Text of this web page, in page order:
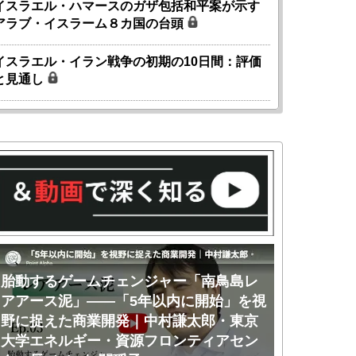
スラエル・ハマースのガザ包括和平案が示す
ラブ・イスラーム８カ国の台頭
スラエル・イラン戦争の初期の10日間：評価
見通し
胎動するゲームチェンジャー「南鳥島レ
アアース泥」――「5年以内に開始」を視
野に捉えた商業開発｜中村謙太郎・東京
大学エネルギー・資源フロンティアセン